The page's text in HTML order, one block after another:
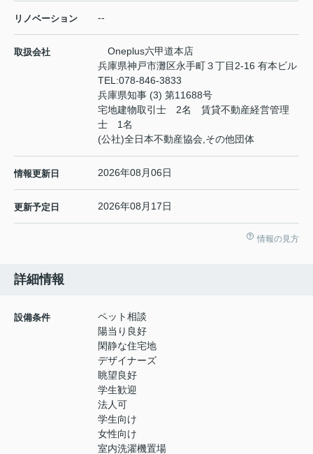
リノベーション --
取扱会社
Oneplus六甲道本店
兵庫県神戸市灘区永手町３丁目2-16 有本ビル
TEL:078-846-3833
兵庫県知事 (3) 第11688号
宅地建物取引士 2名 賃貸不動産経営管理
士 1名
(公社)全日本不動産協会,その他団体
情報更新日 2026年08月06日
更新予定日 2026年08月17日
情報の見方
詳細情報
設備条件
ペット相談
陽当り良好
閑静な住宅地
デザイナーズ
眺望良好
学生歓迎
法人可
学生向け
女性向け
室内洗濯機置場